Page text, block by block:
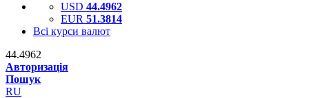
USD 44.4962
EUR 51.3814
Всі курси валют
44.4962
Авторизація
Пошук
RU